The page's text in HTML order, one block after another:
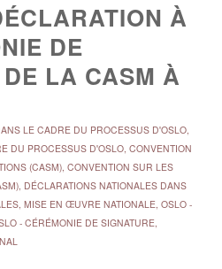
À
DE
LA CASM À
LE CADRE DU PROCESSUS D'OSLO,
DU PROCESSUS D'OSLO, CONVENTION
(CASM), CONVENTION SUR LES
, DÉCLARATIONS NATIONALES DANS
, MISE EN ŒUVRE NATIONALE, OSLO -
- CÉRÉMONIE DE SIGNATURE,